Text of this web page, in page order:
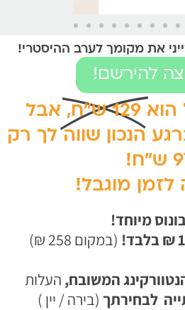
מקומך לערב ההיסטרי!
להירשם!
129 ש"ח,
אבל
שווה לך רק
מוגבל!
מיוחד!
(במקום 258 ₪)
המשובח,העלות
(בירה / יין )